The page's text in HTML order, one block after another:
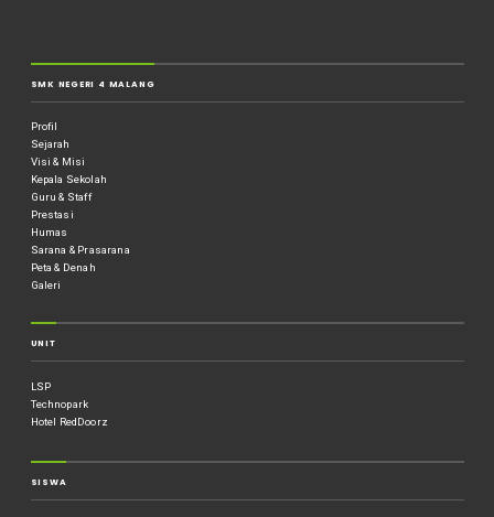
SMK NEGERI 4 MALANG
Profil
Sejarah
Visi & Misi
Kepala Sekolah
Guru & Staff
Prestasi
Humas
Sarana & Prasarana
Peta & Denah
Galeri
UNIT
LSP
Technopark
Hotel RedDoorz
SISWA